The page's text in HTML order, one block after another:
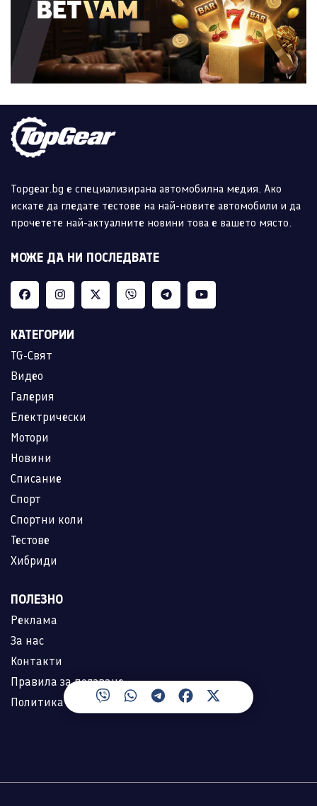
Topgear.bg е специализирана автомобилна медия. Ако
искате да гледате тестове на най-новите автомобили и да
прочетете най-актуалните новини това е вашето място.
МОЖЕ ДА НИ ПОСЛЕДВАТЕ
КАТЕГОРИИ
TG-Свят
Видео
Галерия
Електрически
Мотори
Новини
Списание
Спорт
Спортни коли
Тестове
Хибриди
ПОЛЕЗНО
Реклама
За нас
Контакти
Правила за ползване
Политика за лични данни